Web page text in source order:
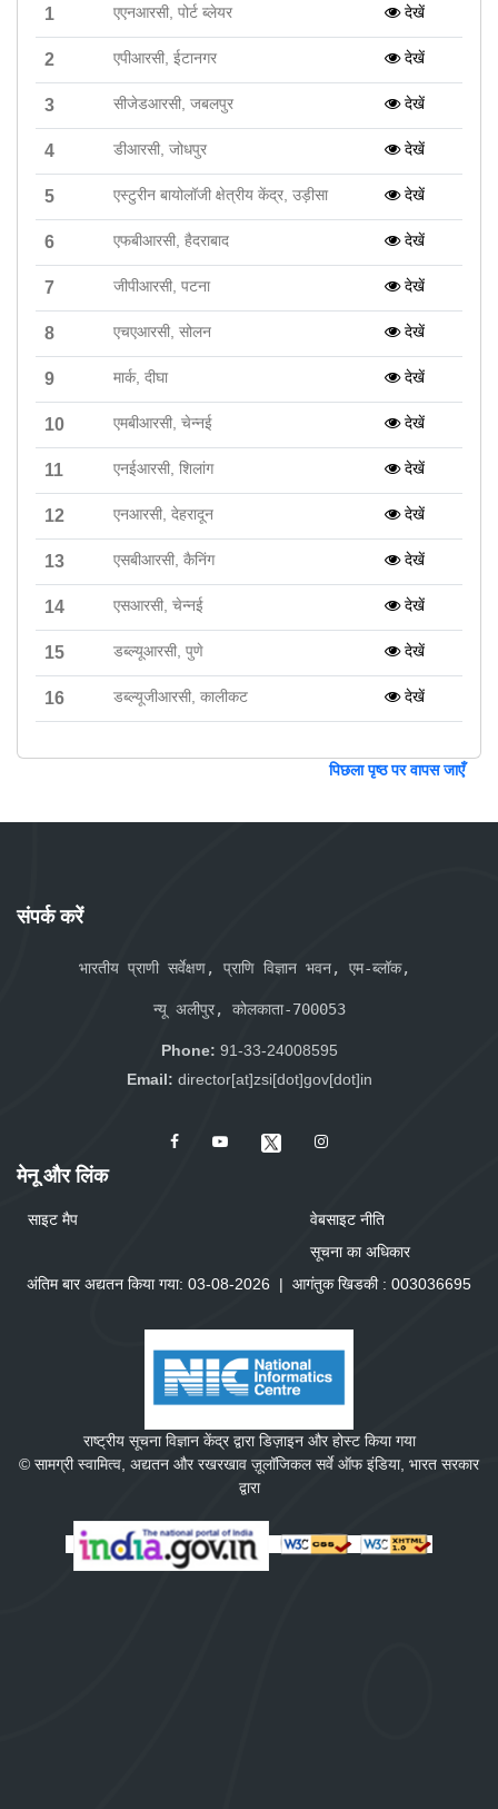
1 एएनआरसी, पोर्ट ब्लेयर देखें
2 एपीआरसी, ईटानगर देखें
3 सीजेडआरसी, जबलपुर देखें
4 डीआरसी, जोधपुर देखें
5 एस्टुरीन बायोलॉजी क्षेत्रीय केंद्र, उड़ीसा देखें
6 एफबीआरसी, हैदराबाद देखें
7 जीपीआरसी, पटना देखें
8 एचएआरसी, सोलन देखें
9 मार्क, दीघा देखें
10 एमबीआरसी, चेन्नई देखें
11 एनईआरसी, शिलांग देखें
12 एनआरसी, देहरादून देखें
13 एसबीआरसी, कैनिंग देखें
14 एसआरसी, चेन्नई देखें
15 डब्ल्यूआरसी, पुणे देखें
16 डब्ल्यूजीआरसी, कालीकट देखें
पिछला पृष्ठ पर वापस जाएँ
संपर्क करें
भारतीय प्राणी सर्वेक्षण, प्राणि विज्ञान भवन, एम-ब्लॉक,
न्यू अलीपुर, कोलकाता-700053
Phone: 91-33-24008595
Email: director[at]zsi[dot]gov[dot]in
मेनू और लिंक
साइट मैप
वेबसाइट नीति
सूचना का अधिकार
अंतिम बार अद्यतन किया गया: 03-08-2026
| आगंतुक खिडकी : 003036695
राष्ट्रीय सूचना विज्ञान केंद्र द्वारा डिज़ाइन और होस्ट किया गया
© सामग्री स्वामित्व, अद्यतन और रखरखाव ज़ूलॉजिकल सर्वे ऑफ इंडिया, भारत सरकार
द्वारा